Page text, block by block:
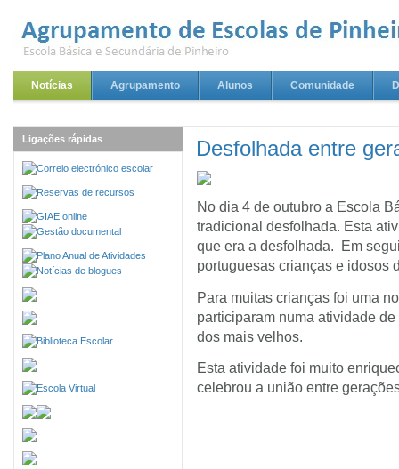
Notícias Agrupamento Alunos Comunidade
Desfolhada entre
No dia 4 de outubro a Escola
tradicional desfolhada. Esta
que era a desfolhada. Em
portuguesas crianças e idosos
Para muitas crianças foi uma
participaram numa atividade
dos mais velhos.
Esta atividade foi muito
celebrou a união entre
Ligações rápidas